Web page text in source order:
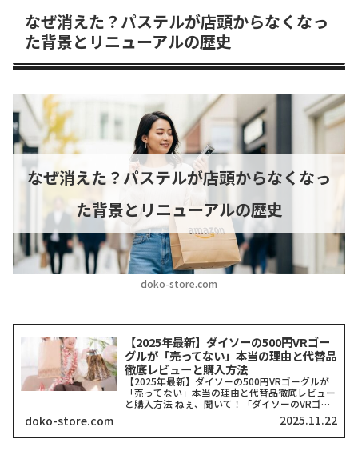
なぜ消えた？パステルが店頭からなくなっ
た背景とリニューアルの歴史
doko-store.com
なぜ消えた？パステルが店頭からなくなっ
た背景とリニューアルの歴史
【2025年最新】ダイソーの500円VRゴー
グルが「売ってない」本当の理由と代替品
徹底レビューと購入方法
【2025年最新】ダイソーの500円VRゴーグルが
「売ってない」本当の理由と代替品徹底レビュー
と購入方法 ねぇ、聞いて！「ダイソーのVRゴー
グル、どこにも売ってない！」って検索したそこ
のアナタ、同じ気持ちでここに来てくれましたよ
ね？一時期、...
doko-store.com 2025.11.22